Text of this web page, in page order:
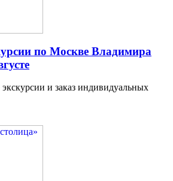
по Москве Владимира
и заказ индивидуальных